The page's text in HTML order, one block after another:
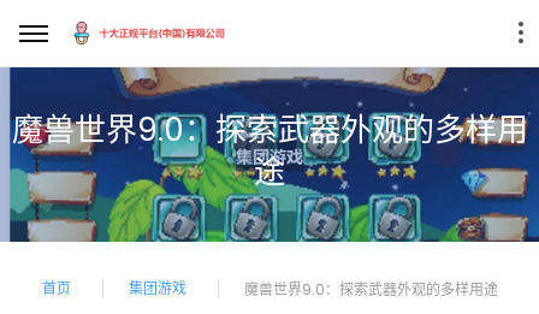
魔兽世界9.0：探索武器外观的多样用
途
首页 集团游戏 魔兽世界9.0：探索武器外观的多样用途